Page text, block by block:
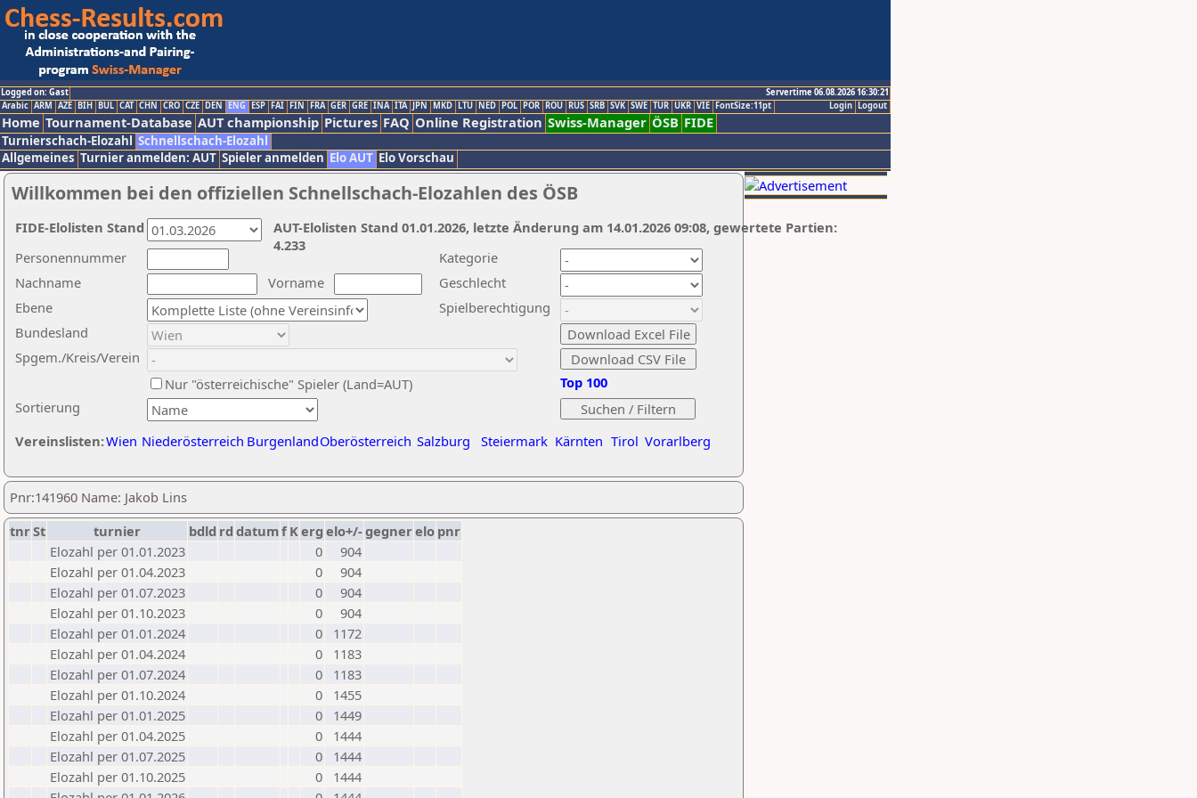
Logged on: Gast
Servertime 06.08.2026 16:30:21
Logout
Login
Arabic ARM AZE BIH BUL CAT CHN CRO CZE DEN ENG ESP FAI FIN FRA GER GRE INA ITA JPN MKD LTU NED POL POR ROU RUS SRB SVK SWE TUR UKR VIE FontSize:11pt
Home Tournament-Database AUT championship Pictures FAQ Online Registration Swiss-Manager ÖSB FIDE
Turnierschach-Elozahl Schnellschach-Elozahl
Allgemeines Turnier anmelden: AUT Spieler anmelden Elo AUT Elo Vorschau
Willkommen bei den offiziellen Schnellschach-Elozahlen des ÖSB
Nachname
Vorname
Ebene
Kategorie
Sortierung
Personennummer
Bundesland
Spgem./Kreis/Verein
Geschlecht
Nur "österreichische" Spieler (Land=AUT)
Spielberechtigung
Vereinslisten:Wien Niederösterreich BurgenlandOberösterreich Salzburg Steiermark Kärnten Tirol Vorarlberg
Top 100
AUT-Elolisten Stand 01.01.2026, letzte Änderung am 14.01.2026 09:08, gewertete Partien:
4.233
FIDE-Elolisten Stand
Pnr:141960 Name: Jakob Lins
tnrSt turnier bdld rd datumf Kerg elo+/-gegnerelo pnr
Elozahl per 01.01.2023
0
904
Elozahl per 01.04.2023
0
904
Elozahl per 01.07.2023
0
904
Elozahl per 01.10.2023
0
904
Elozahl per 01.01.2024
0
1172
Elozahl per 01.04.2024
0
1183
Elozahl per 01.07.2024
0
1183
Elozahl per 01.10.2024
0
1455
Elozahl per 01.01.2025
0
1449
Elozahl per 01.04.2025
0
1444
Elozahl per 01.07.2025
0
1444
Elozahl per 01.10.2025
0
1444